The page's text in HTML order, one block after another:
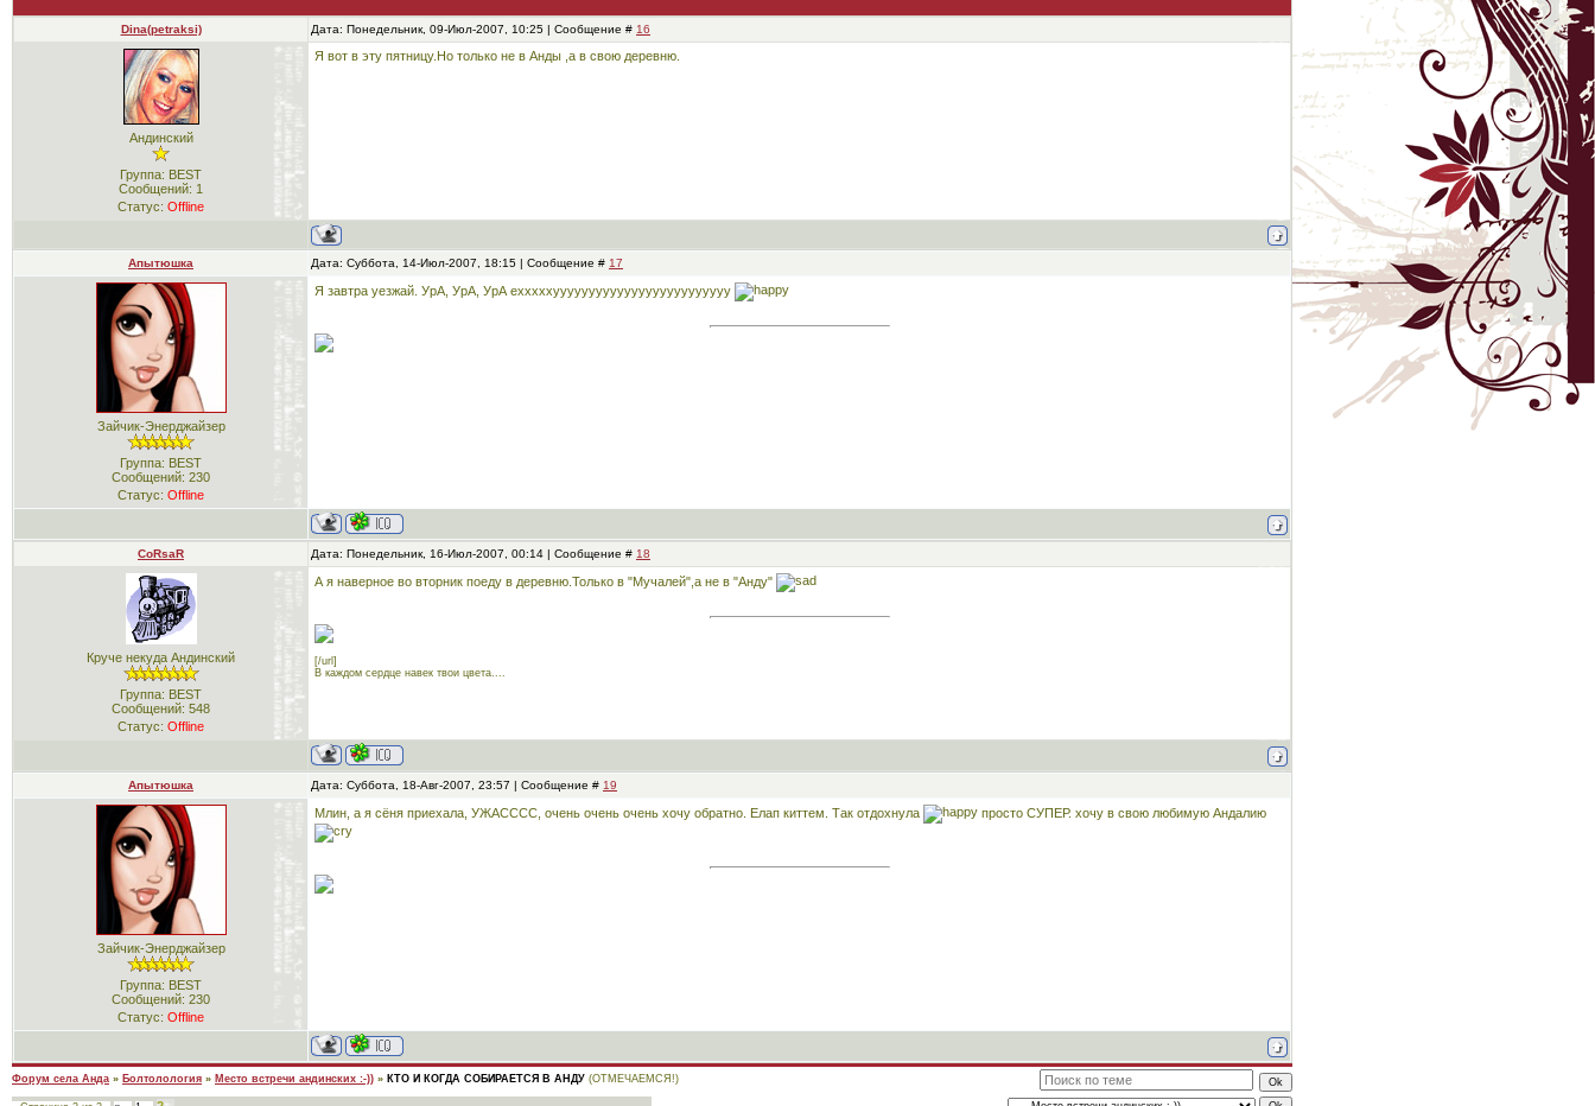
Dina(petraksi) Дата: Понедельник, 09-Июл-2007, 10:25 | Сообщение # 16
Андинский
Группа: BEST
Сообщений: 1
Статус: Offline
Я вот в эту пятницу.Но только не в Анды ,а в свою деревню.
Апытюшка Дата: Суббота, 14-Июл-2007, 18:15 | Сообщение # 17
Зайчик-Энерджайзер
Группа: BEST
Сообщений: 230
Статус: Offline
Я завтра уезжай. УрА, УрА, УрА ехххххууууууууууууууууууууууууу
CoRsaR Дата: Понедельник, 16-Июл-2007, 00:14 | Сообщение # 18
Круче некуда Андинский
Группа: BEST
Сообщений: 548
Статус: Offline
А я наверное во вторник поеду в деревню.Только в "Мучалей",а не в "Анду"
[/url]
В каждом сердце навек твои цвета....
Апытюшка Дата: Суббота, 18-Авг-2007, 23:57 | Сообщение # 19
Зайчик-Энерджайзер
Группа: BEST
Сообщений: 230
Статус: Offline
Млин, а я сёня приехала, УЖАСССС, очень очень очень хочу обратно. Елап киттем. Так отдохнула просто СУПЕР. хочу в свою любимую Андалию
Форум села Анда » Болтолология » Место встречи андинских :-)) » КТО И КОГДА СОБИРАЕТСЯ В АНДУ (ОТМЕЧАЕМСЯ!)